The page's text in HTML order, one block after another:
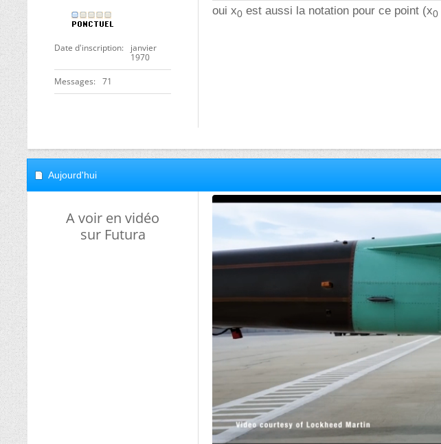
Date d'inscription
janvier
1970
Messages 71
oui x0 est aussi la notation pour ce point (x0
Aujourd'hui
A voir en vidéo
sur Futura